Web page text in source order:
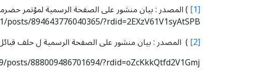
[1]
894643776040365/?rdid=2EXzV61V1syAtSPB
[2] ) المصدر : بيان منشور على الصفحة الرسمية ل حلف قبائل
888009486701694/?rdid=oZcKkkQtfd2V1Gmj